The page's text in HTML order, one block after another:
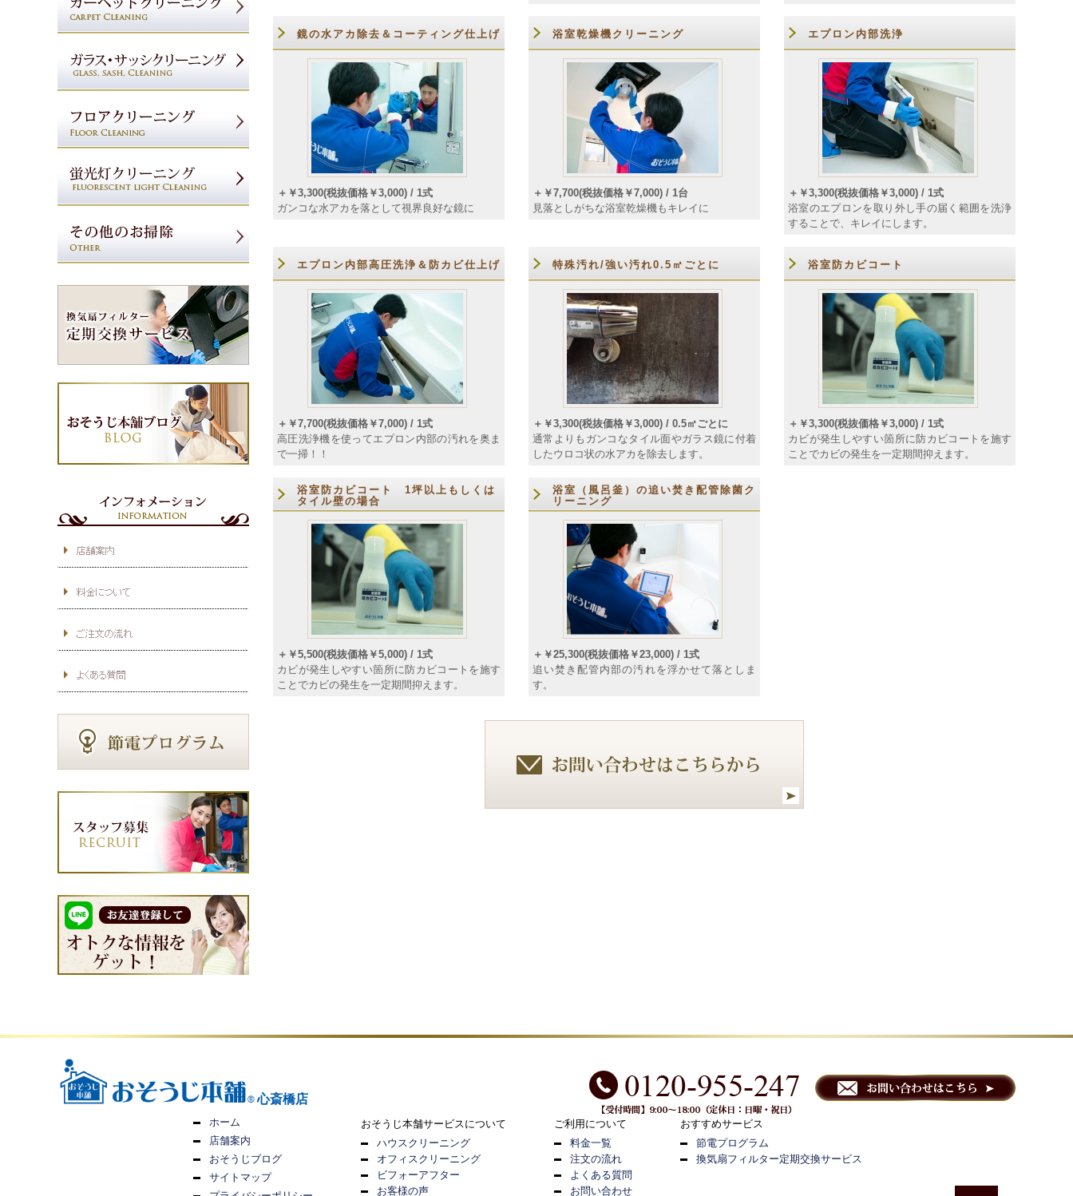
鏡の水アカ除去＆コーティング仕上げ
＋￥3,300(税抜価格￥3,000) / 1式
ガンコな水アカを落として視界良好な鏡に
浴室乾燥機クリーニング
＋￥7,700(税抜価格￥7,000) / 1台
見落としがちな浴室乾燥機もキレイに
エプロン内部洗浄
＋￥3,300(税抜価格￥3,000) / 1式
浴室のエプロンを取り外し手の届く範囲を洗浄
することで、キレイにします。
エプロン内部高圧洗浄＆防カビ仕上げ
＋￥7,700(税抜価格￥7,000) / 1式
高圧洗浄機を使ってエプロン内部の汚れを奥ま
で一掃！！
特殊汚れ/強い汚れ0.5㎡ごとに
＋￥3,300(税抜価格￥3,000) / 0.5㎡ごとに
通常よりもガンコなタイル面やガラス鏡に付着
したウロコ状の水アカを除去します。
浴室防カビコート
＋￥3,300(税抜価格￥3,000) / 1式
カビが発生しやすい箇所に防カビコートを施す
ことでカビの発生を一定期間抑えます。
浴室防カビコート 1坪以上もしくは
タイル壁の場合
＋￥5,500(税抜価格￥5,000) / 1式
カビが発生しやすい箇所に防カビコートを施す
ことでカビの発生を一定期間抑えます。
浴室（風呂釜）の追い焚き配管除菌ク
リーニング
＋￥25,300(税抜価格￥23,000) / 1式
追い焚き配管内部の汚れを浮かせて落としま
す。
心斎橋店
ホーム
店舗案内
おそうじブログ
サイトマップ
おそうじ本舗サービスについて
ハウスクリーニング
オフィスクリーニング
ビフォーアフター
お客様の声
ご利用について
料金一覧
注文の流れ
よくある質問
お問い合わせ
おすすめサービス
節電プログラム
換気扇フィルター定期交換サービス